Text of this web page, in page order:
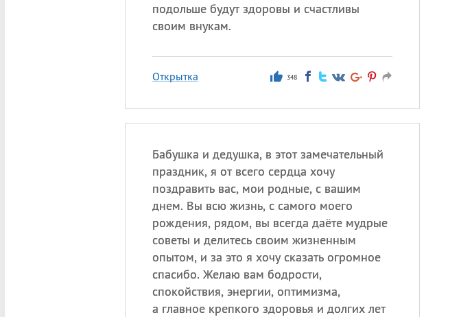
подольше будут здоровы и счастливы
своим внукам.
Открытка 348
Бабушка и дедушка, в этот замечательный
праздник, я от всего сердца хочу
поздравить вас, мои родные, с вашим
днем. Вы всю жизнь, с самого моего
рождения, рядом, вы всегда даёте мудрые
советы и делитесь своим жизненным
опытом, и за это я хочу сказать огромное
спасибо. Желаю вам бодрости,
спокойствия, энергии, оптимизма,
а главное крепкого здоровья и долгих лет